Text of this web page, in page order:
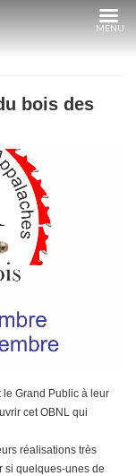
bois des
Grand Public à leur
cet OBNL qui
réalisations très
si quelques-unes de